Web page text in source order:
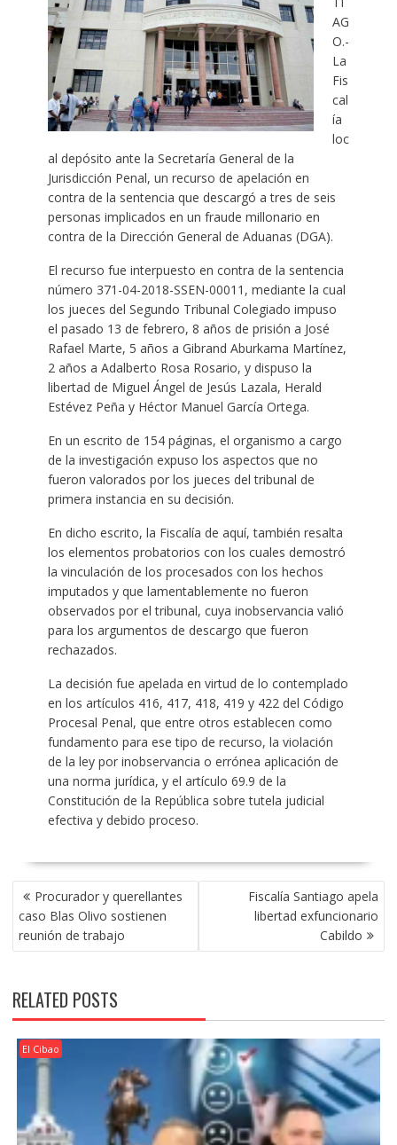
AG
O.-
La
Fis
cal
ía
loc
al depósito ante la Secretaría General de la
Jurisdicción Penal, un recurso de apelación en
contra de la sentencia que descargó a tres de seis
personas implicados en un fraude millonario en
contra de la Dirección General de Aduanas (DGA).
El recurso fue interpuesto en contra de la sentencia
número 371-04-2018-SSEN-00011, mediante la cual
los jueces del Segundo Tribunal Colegiado impuso
el pasado 13 de febrero, 8 años de prisión a José
Rafael Marte, 5 años a Gibrand Aburkama Martínez,
2 años a Adalberto Rosa Rosario, y dispuso la
libertad de Miguel Ángel de Jesús Lazala, Herald
Estévez Peña y Héctor Manuel García Ortega.
En un escrito de 154 páginas, el organismo a cargo
de la investigación expuso los aspectos que no
fueron valorados por los jueces del tribunal de
primera instancia en su decisión.
En dicho escrito, la Fiscalía de aquí, también resalta
los elementos probatorios con los cuales demostró
la vinculación de los procesados con los hechos
imputados y que lamentablemente no fueron
observados por el tribunal, cuya inobservancia valió
para los argumentos de descargo que fueron
rechazados.
La decisión fue apelada en virtud de lo contemplado
en los artículos 416, 417, 418, 419 y 422 del Código
Procesal Penal, que entre otros establecen como
fundamento para ese tipo de recurso, la violación
de la ley por inobservancia o errónea aplicación de
una norma jurídica, y el artículo 69.9 de la
Constitución de la República sobre tutela judicial
efectiva y debido proceso.
POST
NAVIGATION
Procurador y querellantes
caso Blas Olivo sostienen
reunión de trabajo
Fiscalía Santiago apela
libertad exfuncionario
Cabildo
RELATED POSTS
El Cibao